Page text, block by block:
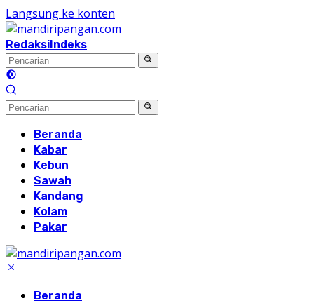
Langsung ke konten
RedaksiIndeks
Beranda
Kabar
Kebun
Sawah
Kandang
Kolam
Pakar
Beranda